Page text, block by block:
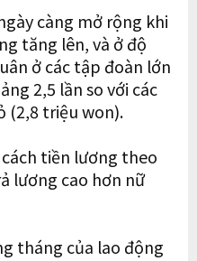
càng mở rộng khi
tăng lên, và ở độ
ở các tập đoàn lớn
2,5 lần so với các
(2,8 triệu won).
tiền lương theo
lương cao hơn nữ
tháng của lao động